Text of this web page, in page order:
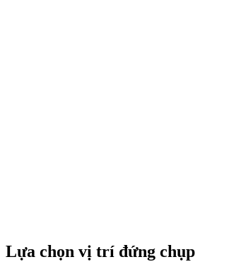
Lựa chọn vị trí đứng chụp